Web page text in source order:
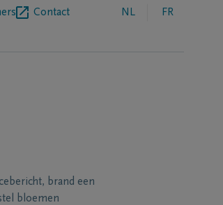
Contact NL FR
brand een
bloemen